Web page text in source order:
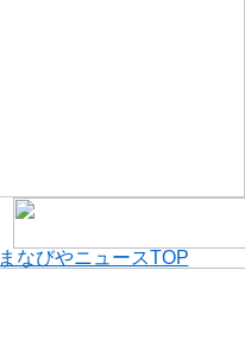
まなびやニュースTOP